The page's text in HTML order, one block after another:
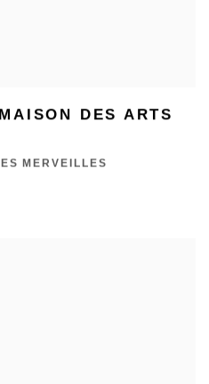
DES ARTS
MERVEILLES